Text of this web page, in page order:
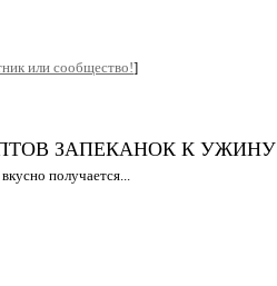
или сообщество!]
ЗАПЕКАНОК К УЖИНУ
получается...